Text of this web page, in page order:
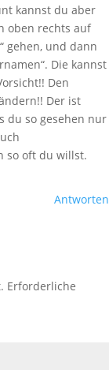
kannst du aber
oben rechts auf
gehen, und dann
Die kannst
Den
Der ist
du so gesehen nur
so oft du willst.
Antworten
Erforderliche